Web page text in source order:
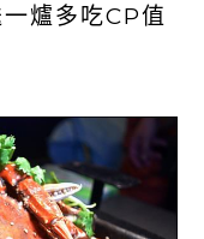
爐多吃CP值